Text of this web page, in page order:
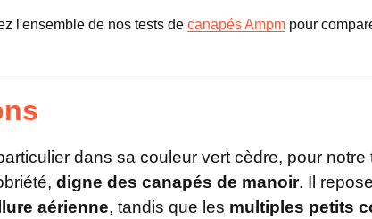
l'ensemble de nos tests de canapés Ampm pour
dans sa couleur vert cèdre, pour notre
digne des canapés de manoir. Il
aérienne, tandis que les multiples petits